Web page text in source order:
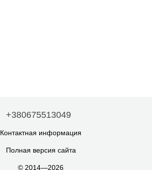
+380675513049
Контактная информация
Полная версия сайта
© 2014—2026